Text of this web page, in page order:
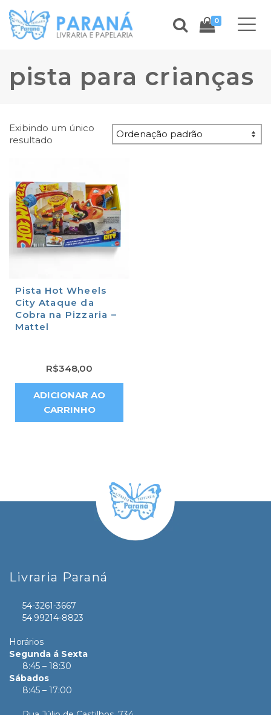
0
pista para crianças
Exibindo um único
resultado
Pista Hot Wheels
City Ataque da
Cobra na Pizzaria –
Mattel
R$348,00
ADICIONAR AO
CARRINHO
Livraria Paraná
54-3261-3667
54.99214-8823
Horários
Segunda á Sexta
8:45 – 18:30
Sábados
8:45 – 17:00